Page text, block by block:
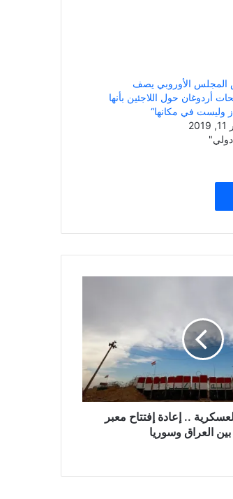
المجلس الأوروبي يصف
أردوغان حول اللاجئين بأنها
وليست في مكانها“
.. إعادة إفتتاح معبر
بين العراق وسوريا